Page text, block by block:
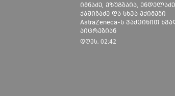
იმნაძე, ეზუგბაია,
ქაშიბაძე და სხვა ექიმები
AstraZeneca-ს ვაქცინით
აიცრებიან
დღეს, 02:42